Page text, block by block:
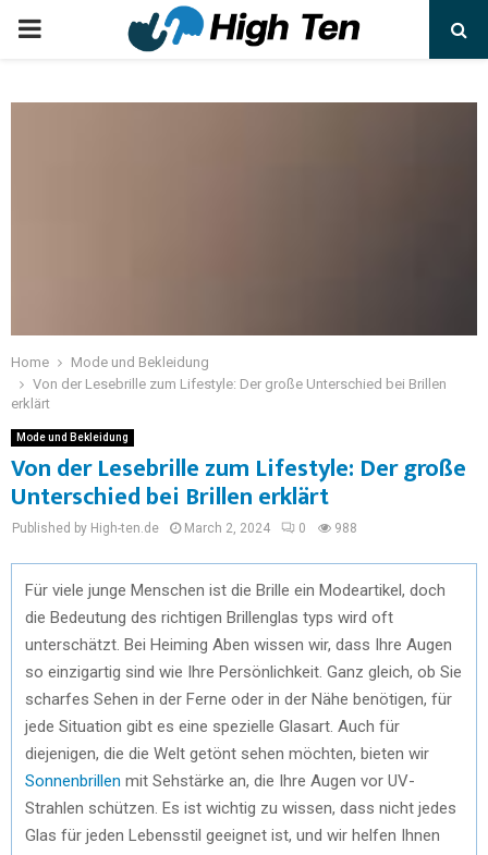
Home
Mode und Bekleidung
Von der Lesebrille zum Lifestyle: Der große Unterschied bei Brillen
erklärt
Mode und Bekleidung
Von der Lesebrille zum Lifestyle: Der große
Unterschied bei Brillen erklärt
Published by High-ten.de March 2, 2024 0 988
Für viele junge Menschen ist die Brille ein Modeartikel, doch
die Bedeutung des richtigen Brillenglas typs wird oft
unterschätzt. Bei Heiming Aben wissen wir, dass Ihre Augen
so einzigartig sind wie Ihre Persönlichkeit. Ganz gleich, ob Sie
scharfes Sehen in der Ferne oder in der Nähe benötigen, für
jede Situation gibt es eine spezielle Glasart. Auch für
diejenigen, die die Welt getönt sehen möchten, bieten wir
Sonnenbrillen mit Sehstärke an, die Ihre Augen vor UV-
Strahlen schützen. Es ist wichtig zu wissen, dass nicht jedes
Glas für jeden Lebensstil geeignet ist, und wir helfen Ihnen